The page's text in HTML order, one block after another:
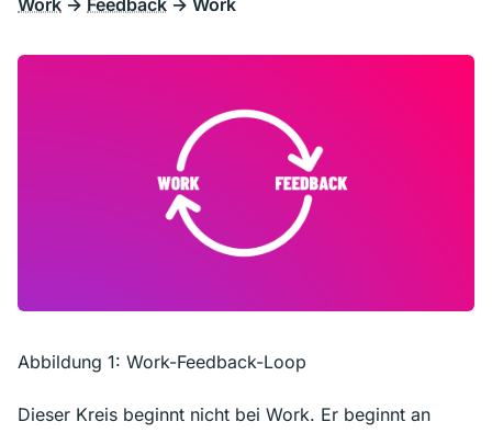
Work → Feedback → Work
Abbildung 1: Work-Feedback-Loop
Dieser Kreis beginnt nicht bei Work. Er beginnt an